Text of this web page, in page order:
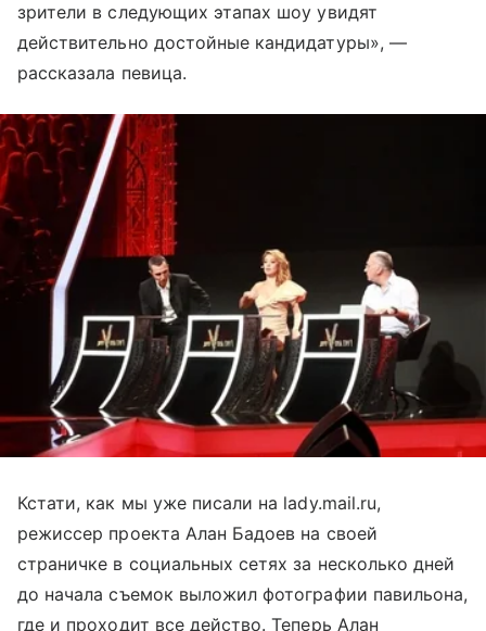
зрители в следующих этапах шоу увидят
действительно достойные кандидатуры», —
рассказала певица.
Кстати, как мы уже писали на lady.mail.ru,
режиссер проекта Алан Бадоев на своей
страничке в социальных сетях за несколько дней
до начала съемок выложил фотографии павильона,
где и проходит все действо. Теперь Алан